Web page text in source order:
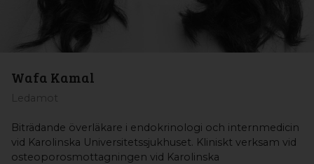
Wafa Kamal
Ledamot
Biträdande överläkare i endokrinologi och internmedicin
vid Karolinska Universitetssjukhuset. Kliniskt verksam vid
osteoporosmottagningen vid Karolinska